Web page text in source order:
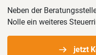
Neben der
Nolle ein weiteres
jetzt